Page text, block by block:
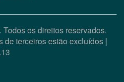
. Todos os direitos reservados.
de terceiros estão excluídos |